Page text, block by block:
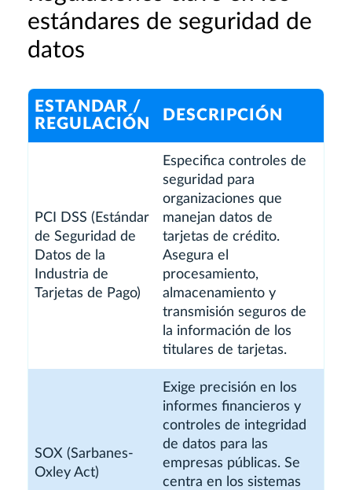
estándares de seguridad de
datos
ESTANDAR /
REGULACIÓN
DESCRIPCIÓN
PCI DSS (Estándar
de Seguridad de
Datos de la
Industria de
Tarjetas de Pago)
Especifica controles de
seguridad para
organizaciones que
manejan datos de
tarjetas de crédito.
Asegura el
procesamiento,
almacenamiento y
transmisión seguros de
la información de los
titulares de tarjetas.
SOX (Sarbanes-
Oxley Act)
Exige precisión en los
informes financieros y
controles de integridad
de datos para las
empresas públicas. Se
centra en los sistemas